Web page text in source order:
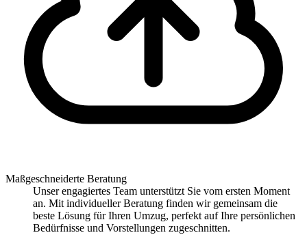
Maßgeschneiderte Beratung
Unser engagiertes Team unterstützt Sie vom ersten Moment
an. Mit individueller Beratung finden wir gemeinsam die
beste Lösung für Ihren Umzug, perfekt auf Ihre persönlichen
Bedürfnisse und Vorstellungen zugeschnitten.